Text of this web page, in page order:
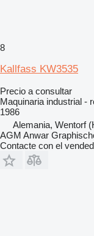
8
Kallfass KW3535
Precio a consultar
Maquinaria industrial -
1986
Alemania, Wentorf
AGM Anwar
Contacte con el